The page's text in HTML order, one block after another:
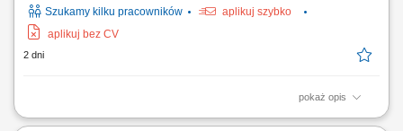
Szukamy kilku pracowników
aplikuj szybko
aplikuj bez CV
2 dni
pokaż opis
Zakres działania prowadzenie własnej działalności w modelu